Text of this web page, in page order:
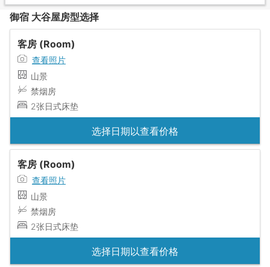
御宿 大谷屋房型选择
客房 (Room)
查看照片
山景
禁烟房
2张日式床垫
选择日期以查看价格
客房 (Room)
查看照片
山景
禁烟房
2张日式床垫
选择日期以查看价格